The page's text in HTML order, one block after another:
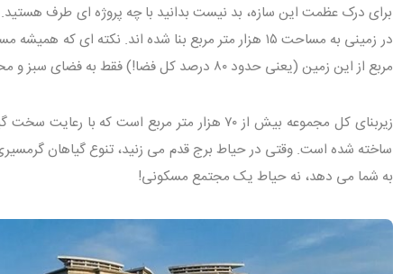
برای درک عظمت این سازه، بد نیست بدانید با چه پروژه ای طرف
مربع از این زمین (یعنی حدود ۸۰ درصد کل فضا!) فقط به فضای سبز و محوطه سازی اختصاص یافته است.
زیربنای کل مجموعه بیش از ۷۰ هزار متر مربع است که
ساخته شده است. وقتی در حیاط برج قدم می زنید، تنوع گیاهان
به شما می دهد، نه حیاط یک مجتمع مسکونی!